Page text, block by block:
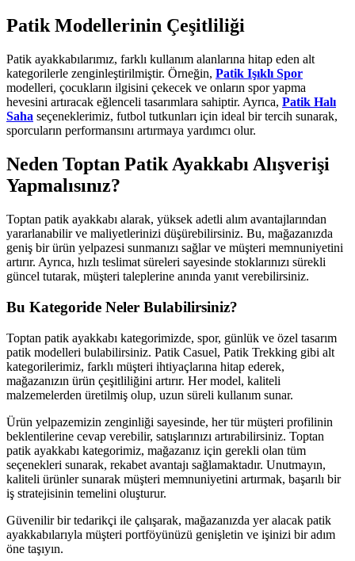
Patik Modellerinin Çeşitliliği
Patik ayakkabılarımız, farklı kullanım alanlarına hitap eden alt
kategorilerle zenginleştirilmiştir. Örneğin, Patik Işıklı Spor
modelleri, çocukların ilgisini çekecek ve onların spor yapma
hevesini artıracak eğlenceli tasarımlara sahiptir. Ayrıca, Patik Halı
Saha seçeneklerimiz, futbol tutkunları için ideal bir tercih sunarak,
sporcuların performansını artırmaya yardımcı olur.
Neden Toptan Patik Ayakkabı Alışverişi
Yapmalısınız?
Toptan patik ayakkabı alarak, yüksek adetli alım avantajlarından
yararlanabilir ve maliyetlerinizi düşürebilirsiniz. Bu, mağazanızda
geniş bir ürün yelpazesi sunmanızı sağlar ve müşteri memnuniyetini
artırır. Ayrıca, hızlı teslimat süreleri sayesinde stoklarınızı sürekli
güncel tutarak, müşteri taleplerine anında yanıt verebilirsiniz.
Bu Kategoride Neler Bulabilirsiniz?
Toptan patik ayakkabı kategorimizde, spor, günlük ve özel tasarım
patik modelleri bulabilirsiniz. Patik Casuel, Patik Trekking gibi alt
kategorilerimiz, farklı müşteri ihtiyaçlarına hitap ederek,
mağazanızın ürün çeşitliliğini artırır. Her model, kaliteli
malzemelerden üretilmiş olup, uzun süreli kullanım sunar.
Ürün yelpazemizin zenginliği sayesinde, her tür müşteri profilinin
beklentilerine cevap verebilir, satışlarınızı artırabilirsiniz. Toptan
patik ayakkabı kategorimiz, mağazanız için gerekli olan tüm
seçenekleri sunarak, rekabet avantajı sağlamaktadır. Unutmayın,
kaliteli ürünler sunarak müşteri memnuniyetini artırmak, başarılı bir
iş stratejisinin temelini oluşturur.
Güvenilir bir tedarikçi ile çalışarak, mağazanızda yer alacak patik
ayakkabılarıyla müşteri portföyünüzü genişletin ve işinizi bir adım
öne taşıyın.